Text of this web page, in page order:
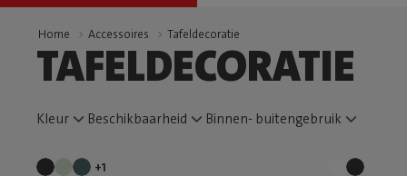
Home Accessoires Tafeldecoratie
TAFELDECORATIE
Kleur Beschikbaarheid Binnen- buitengebruik
+1